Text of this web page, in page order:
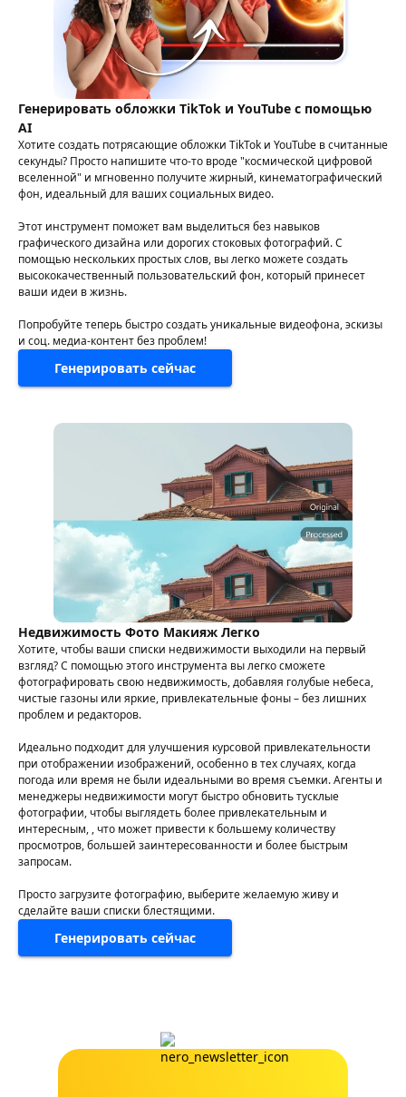
Генерировать обложки TikTok и YouTube с помощью
AI
Хотите создать потрясающие обложки TikTok и YouTube в считанные
секунды? Просто напишите что-то вроде "космической цифровой
вселенной" и мгновенно получите жирный, кинематографический
фон, идеальный для ваших социальных видео.
Этот инструмент поможет вам выделиться без навыков
графического дизайна или дорогих стоковых фотографий. С
помощью нескольких простых слов, вы легко можете создать
высококачественный пользовательский фон, который принесет
ваши идеи в жизнь.
Попробуйте теперь быстро создать уникальные видеофона, эскизы
и соц. медиа-контент без проблем!
Генерировать сейчас
Недвижимость Фото Макияж Легко
Хотите, чтобы ваши списки недвижимости выходили на первый
взгляд? С помощью этого инструмента вы легко сможете
фотографировать свою недвижимость, добавляя голубые небеса,
чистые газоны или яркие, привлекательные фоны – без лишних
проблем и редакторов.
Идеально подходит для улучшения курсовой привлекательности
при отображении изображений, особенно в тех случаях, когда
погода или время не были идеальными во время съемки. Агенты и
менеджеры недвижимости могут быстро обновить тусклые
фотографии, чтобы выглядеть более привлекательным и
интересным, , что может привести к большему количеству
просмотров, большей заинтересованности и более быстрым
запросам.
Просто загрузите фотографию, выберите желаемую живу и
сделайте ваши списки блестящими.
Генерировать сейчас